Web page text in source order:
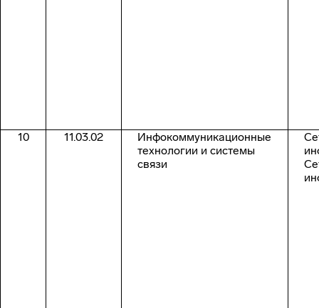
10 11.03.02
Инфокоммуникационные
технологии и системы
связи